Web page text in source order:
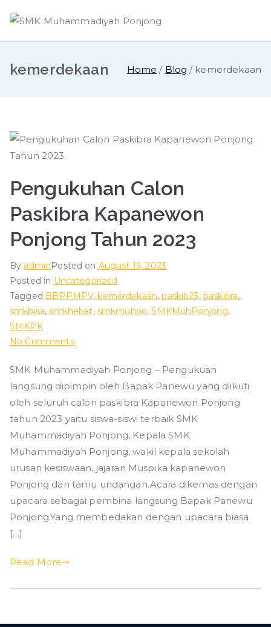
content
kemerdekaan Home Blog kemerdekaan
Pengukuhan Calon
Paskibra Kapanewon
Ponjong Tahun 2023
By adminPosted on August 16, 2023
Posted in Uncategorized
Tagged BBPPMPV, kemerdekaan,paskib23, paskibra,
smkbisa,smkhebat, smkmuhpo,SMKMuhPonjong,
SMKPK
No Commentson
Calon
Paskibra
Kapanewon
Ponjong
Tahun
2023
SMK Muhammadiyah Ponjong – Pengukuan
langsung dipimpin oleh Bapak Panewu yang diikuti
oleh seluruh calon paskibra Kapanewon Ponjong
tahun 2023 yaitu siswa-siswi terbaik SMK
Muhammadiyah Ponjong, Kepala SMK
Muhammadiyah Ponjong, wakil kepala sekolah
urusan kesiswaan, jajaran Muspika kapanewon
Ponjong dan tamu undangan.Acara dikemas dengan
upacara sebagai pembina langsung Bapak Panewu
Ponjong.Yang membedakan dengan upacara biasa
[…]
Read More